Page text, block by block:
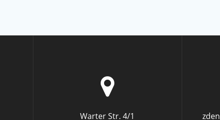
Warter Str. 4/1